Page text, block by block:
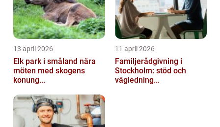
13 april 2026
Elk park i småland nära
möten med skogens
konung...
11 april 2026
Familjerådgivning i
Stockholm: stöd och
vägledning...